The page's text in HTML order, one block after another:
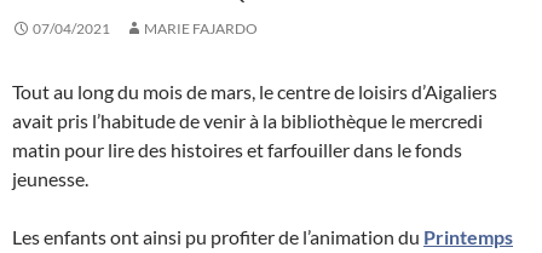
07/04/2021 MARIE FAJARDO
Tout au long du mois de mars, le centre de loisirs d’Aigaliers
avait pris l’habitude de venir à la bibliothèque le mercredi
matin pour lire des histoires et farfouiller dans le fonds
jeunesse.
Les enfants ont ainsi pu profiter de l’animation du Printemps